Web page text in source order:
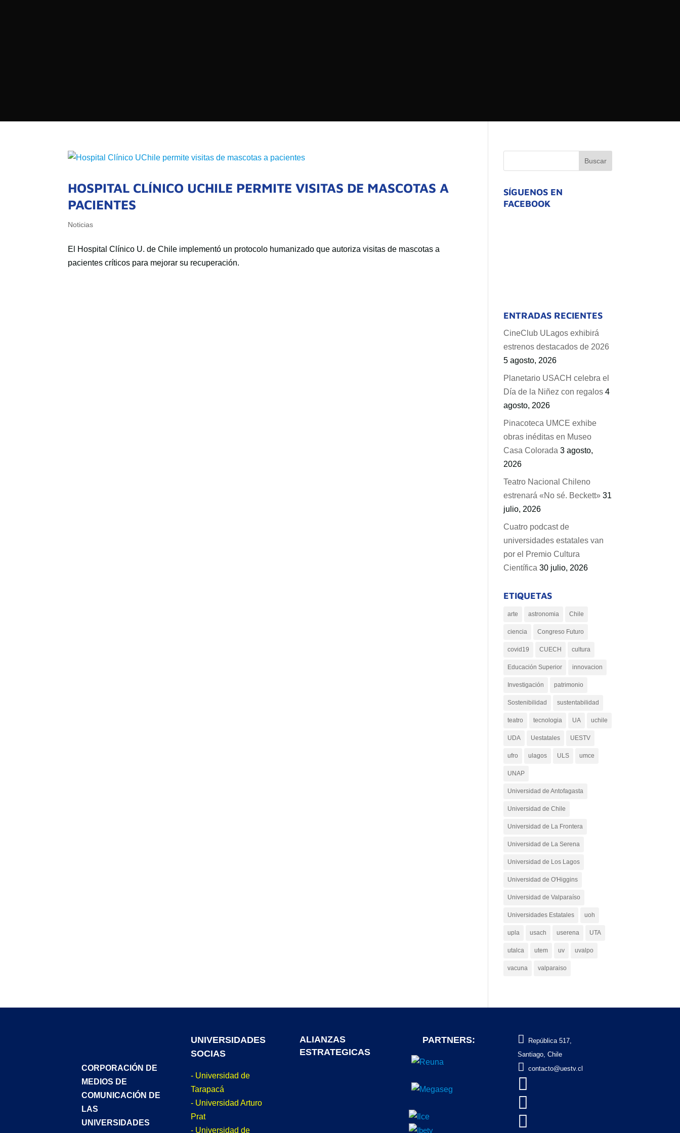
HOSPITAL CLÍNICO UCHILE PERMITE VISITAS DE MASCOTAS A
PACIENTES
Noticias
El Hospital Clínico U. de Chile implementó un protocolo humanizado que autoriza visitas de mascotas a
pacientes críticos para mejorar su recuperación.
SÍGUENOS EN
FACEBOOK
ENTRADAS RECIENTES
CineClub ULagos exhibirá
estrenos destacados de 2026
5 agosto, 2026
Planetario USACH celebra el
Día de la Niñez con regalos 4
agosto, 2026
Pinacoteca UMCE exhibe
obras inéditas en Museo
Casa Colorada 3 agosto,
2026
Teatro Nacional Chileno
estrenará «No sé. Beckett» 31
julio, 2026
Cuatro podcast de
universidades estatales van
por el Premio Cultura
Científica 30 julio, 2026
ETIQUETAS
arte astronomia Chile
ciencia Congreso Futuro
covid19 CUECH cultura
Educación Superior innovacion
Investigación patrimonio
Sostenibilidad sustentabilidad
teatro tecnologia UA uchile
UDA Uestatales UESTV
ufro ulagos ULS umce
UNAP
Universidad de Antofagasta
Universidad de Chile
Universidad de La Frontera
Universidad de La Serena
Universidad de Los Lagos
Universidad de O'Higgins
Universidad de Valparaíso
Universidades Estatales uoh
upla usach userena UTA
utalca utem uv uvalpo
vacuna valparaiso
CORPORACIÓN DE
MEDIOS DE
COMUNICACIÓN DE
LAS
UNIVERSIDADES
UNIVERSIDADES
SOCIAS
- Universidad de
Tarapacá
- Universidad Arturo
Prat
- Universidad de
ALIANZAS
ESTRATEGICAS
PARTNERS: 
República 517,
Santiago, Chile
 contacto@uestv.cl


